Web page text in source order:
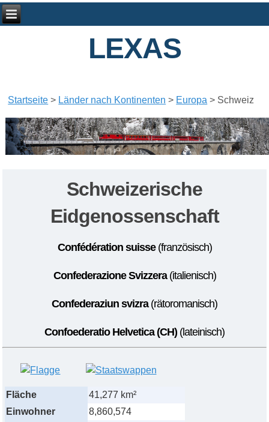
LEXAS
Startseite > Länder nach Kontinenten > Europa > Schweiz
Schweizerische
Eidgenossenschaft
Confédération suisse (französisch)
Confederazione Svizzera (italienisch)
Confederaziun svizra (rätoromanisch)
Confoederatio Helvetica (CH) (lateinisch)
Fläche
41,277 km²
Einwohner
8,860,574